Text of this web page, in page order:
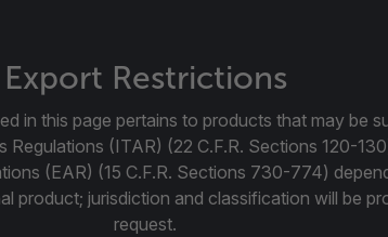
Export Restrictions
in this page pertains to products that may be
Regulations (ITAR) (22 C.F.R. Sections 120-
(EAR) (15 C.F.R. Sections 730-774)
product; jurisdiction and classification will be
request.